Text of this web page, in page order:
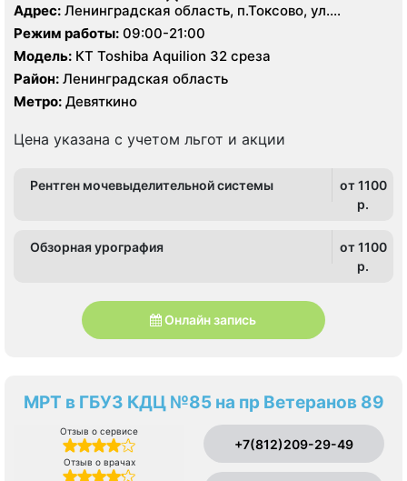
Адрес: Ленинградская область, п.Токсово, ул.
Буланова, д. 18
Режим работы: 09:00-21:00
Модель: КТ Toshiba Aquilion 32 среза
Район: Ленинградская область
Метро: Девяткино
Цена указана с учетом льгот и акции
Рентген мочевыделительной системы
от 1100
p.
Обзорная урография
от 1100
p.
Онлайн запись
МРТ в ГБУЗ КДЦ №85 на пр Ветеранов 89
Отзыв о сервисе
Отзыв о врачах
+7(812)209-29-49